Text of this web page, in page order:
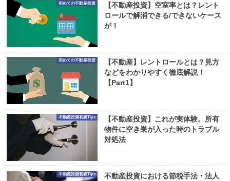
初めての不動産投資
【不動産投資】空室率とは？レント
ロールで解消できる/できないケース
が！
初めての不動産投資
【不動産】レントロールとは？見方
などをわかりやすく徹底解説！
【Part1】
不動産投資初級Tips
【不動産投資】これが実体験。所有
物件に空き巣が入った時のトラブル
対処法
不動産投資初級Tips 不動産投資における節税手法・法人